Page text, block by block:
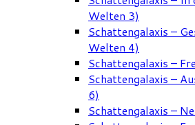
Welten 3)
Schattengalaxis –
Welten 4)
Schattengalaxis –
Schattengalaxis –
6)
Schattengalaxis –